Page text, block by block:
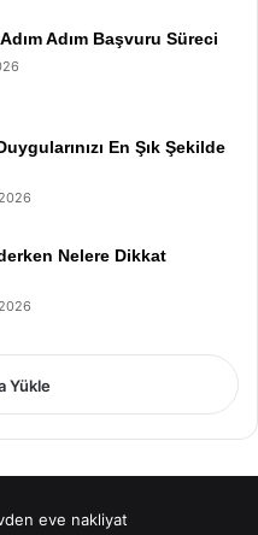
Adım Adım Başvuru Süreci
En Şık Şekilde
Nelere Dikkat
Yükle
eve nakliyat